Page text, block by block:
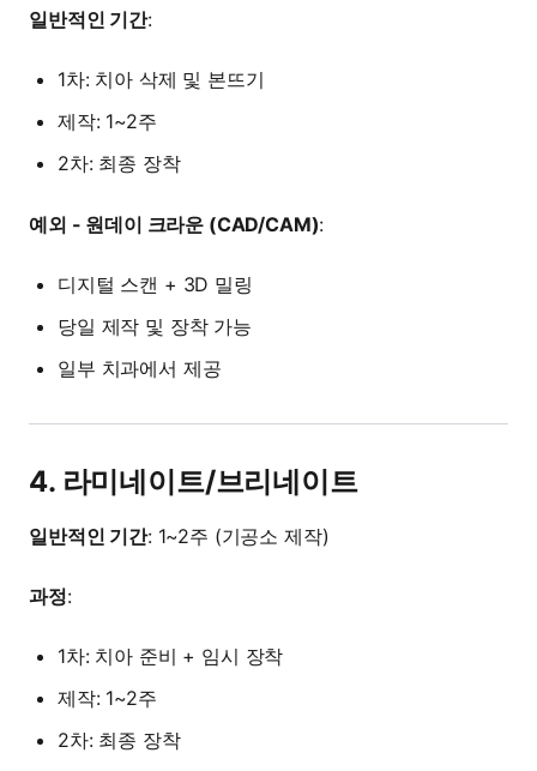
일반적인 기간:
1차: 치아 삭제 및 본뜨기
제작: 1~2주
2차: 최종 장착
예외 - 원데이 크라운 (CAD/CAM):
디지털 스캔 + 3D 밀링
당일 제작 및 장착 가능
일부 치과에서 제공
4. 라미네이트/브리네이트
일반적인 기간: 1~2주 (기공소 제작)
과정:
1차: 치아 준비 + 임시 장착
제작: 1~2주
2차: 최종 장착